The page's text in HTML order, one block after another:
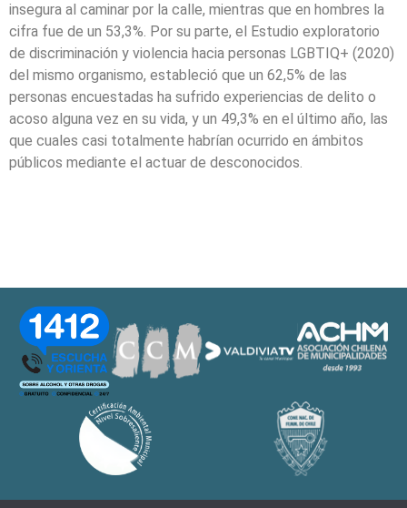
insegura al caminar por la calle, mientras que en hombres la
cifra fue de un 53,3%. Por su parte, el Estudio exploratorio
de discriminación y violencia hacia personas LGBTIQ+ (2020)
del mismo organismo, estableció que un 62,5% de las
personas encuestadas ha sufrido experiencias de delito o
acoso alguna vez en su vida, y un 49,3% en el último año, las
que cuales casi totalmente habrían ocurrido en ámbitos
públicos mediante el actuar de desconocidos.